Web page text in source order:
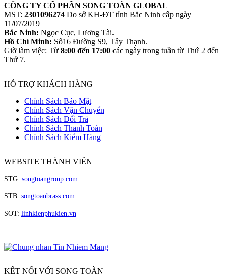
CÔNG TY CỔ PHẦN SONG TOÀN GLOBAL
MST: 2301096274 Do sở KH-ĐT tỉnh Bắc Ninh cấp ngày
11/07/2019
Bắc Ninh: Ngọc Cục, Lương Tài.
Hồ Chí Minh: Số16 Đường S9, Tây Thạnh.
Giờ làm việc: Từ 8:00 đến 17:00 các ngày trong tuần từ Thứ 2 đến
Thứ 7.
HỖ TRỢ KHÁCH HÀNG
Chính Sách Bảo Mật
Chính Sách Vận Chuyển
Chính Sách Đổi Trả
Chính Sách Thanh Toán
Chính Sách Kiểm Hàng
WEBSITE THÀNH VIÊN
STG: songtoangroup.com
STB: songtoanbrass.com
SOT: linhkienphukien.vn
KẾT NỐI VỚI SONG TOÀN